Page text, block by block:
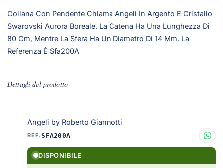
Collana Con Pendente Chiama Angeli In Argento E Cristallo
Swarovski Aurora Boreale. La Catena Ha Una Lunghezza Di
80 Cm, Mentre La Sfera Ha Un Diametro Di 14 Mm. La
Referenza È Sfa200A
Dettagli del prodotto
Angeli by Roberto Giannotti
REF.SFA200A
DISPONIBILE